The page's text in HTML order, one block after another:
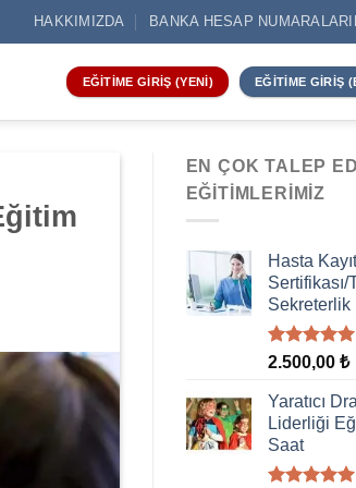
HAKKIMIZDA BANKA HESAP
EĞITIME GIRIŞ (YENI) EĞITIME GIRIŞ
EN ÇOK TALEP
EĞITIMLERIMIZ
Hasta
Sertifikası/
Sekreterlik
5 üzerinden
oy
aldı
2.500,00 ₺
Yaratıcı
Liderliği
Saat